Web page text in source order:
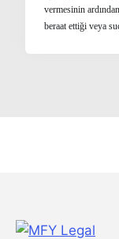
vermesinin
beraat ettiği veya